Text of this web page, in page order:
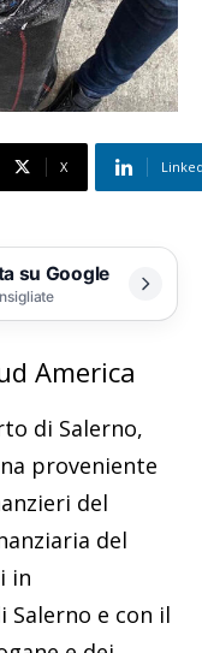
X
su Google
America
di Salerno,
proveniente
del
del
in
Salerno e con il